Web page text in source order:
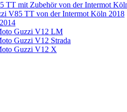
TT mit Zubehör von der Intermot
V85 TT von der Intermot Köln 2018
Guzzi V12 LM
Guzzi V12 Strada
Guzzi V12 X